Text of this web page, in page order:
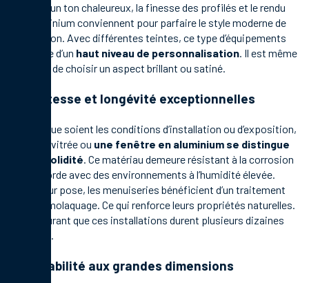
apporte un ton chaleureux, la finesse des profilés et le rendu
de l’aluminium conviennent pour parfaire le style moderne de
l’habitation. Avec différentes teintes, ce type d’équipements
bénéficie d’un haut niveau de personnalisation. Il est même
possible de choisir un aspect brillant ou satiné.
Robustesse et longévité exceptionnelles
Quelles que soient les conditions d’installation ou d’exposition,
une baie vitrée ou une fenêtre en aluminium se distingue
par sa solidité. Ce matériau demeure résistant à la corrosion
et s’accorde avec des environnements à l’humidité élevée.
Avant leur pose, les menuiseries bénéficient d’un traitement
par thermolaquage. Ce qui renforce leurs propriétés naturelles.
Il est courant que ces installations durent plusieurs dizaines
d’années.
Adaptabilité aux grandes dimensions